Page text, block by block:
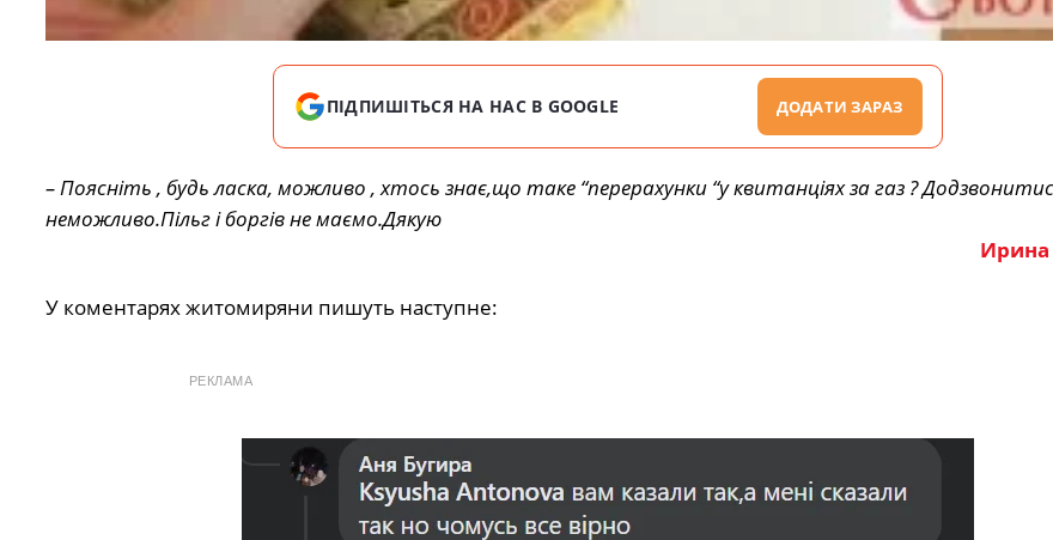
ПІДПИШІТЬСЯ НА НАС В GOOGLE ДОДАТИ ЗАРАЗ
– Поясніть , будь ласка, можливо , хтось знає,що таке “перерахунки “у квитанціях за газ ?
неможливо.Пільг і боргів не маємо.Дякую
Ирина
У коментарях житомиряни пишуть наступне:
РЕКЛАМА